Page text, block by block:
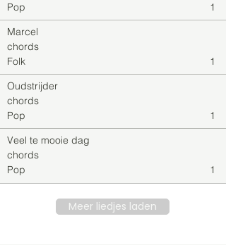
Pop
1
Marcel
chords
Folk
1
Oudstrijder
chords
Pop
1
Veel te mooie dag
chords
Pop
1
Meer liedjes laden